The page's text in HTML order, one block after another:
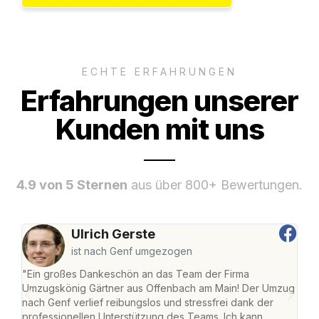
ECHTE ERFAHRUNGEN
Erfahrungen unserer
Kunden mit uns
4.9 von 5 Sternen aus über 800+ Bewertungen.
Ulrich Gerste
ist nach Genf umgezogen
"Ein großes Dankeschön an das Team der Firma
Umzugskönig Gärtner aus Offenbach am Main! Der Umzug
nach Genf verlief reibungslos und stressfrei dank der
professionellen Unterstützung des Teams. Ich kann